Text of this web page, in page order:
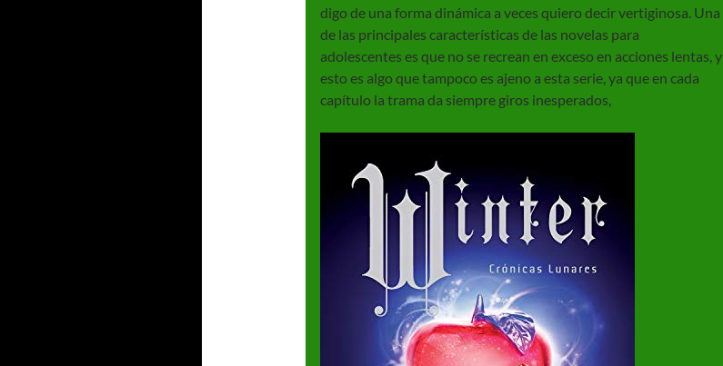
digo de una forma dinámica a veces quiero decir vertiginosa. Una
de las principales características de las novelas para
adolescentes es que no se recrean en exceso en acciones lentas, y
esto es algo que tampoco es ajeno a esta serie, ya que en cada
capítulo la trama da siempre giros inesperados,